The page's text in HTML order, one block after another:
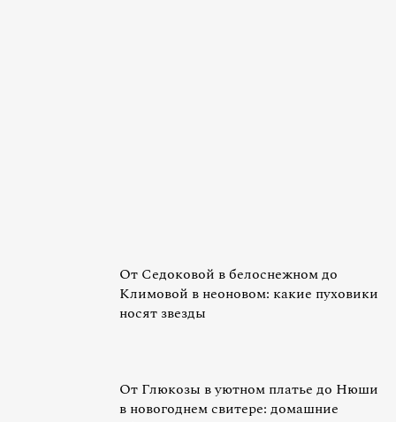
От Седоковой в белоснежном до
Климовой в неоновом: какие пуховики
носят звезды
От Глюкозы в уютном платье до Нюши
в новогоднем свитере: домашние